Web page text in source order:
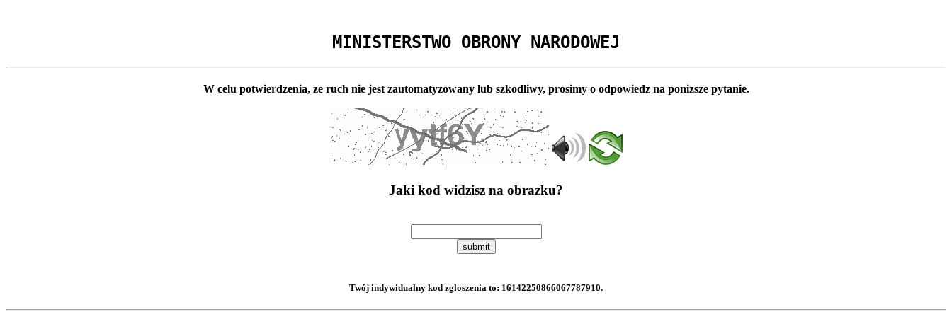
MINISTERSTWO OBRONY NARODOWEJ
W celu potwierdzenia, ze ruch nie jest zautomatyzowany lub szkodliwy, prosimy o odpowiedz na ponizsze pytanie.
Jaki kod widzisz na obrazku?
submit
Twój indywidualny kod zgloszenia to: 16142250866067787910.